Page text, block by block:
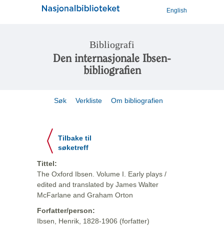
English
Bibliografi
Den internasjonale Ibsen-
bibliografien
Søk Verkliste Om bibliografien
Tilbake til
søketreff
Tittel:
The Oxford Ibsen. Volume I. Early plays /
edited and translated by James Walter
McFarlane and Graham Orton
Forfatter/person:
Ibsen, Henrik, 1828-1906 (forfatter)